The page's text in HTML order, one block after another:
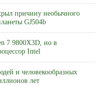
причину необычного
GJ504b
7 9800X3D, но в
Intel
и человекообразных
лет